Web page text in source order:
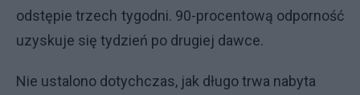
odstępie trzech tygodni. 90-procentową odporność
uzyskuje się tydzień po drugiej dawce.
Nie ustalono dotychczas, jak długo trwa nabyta